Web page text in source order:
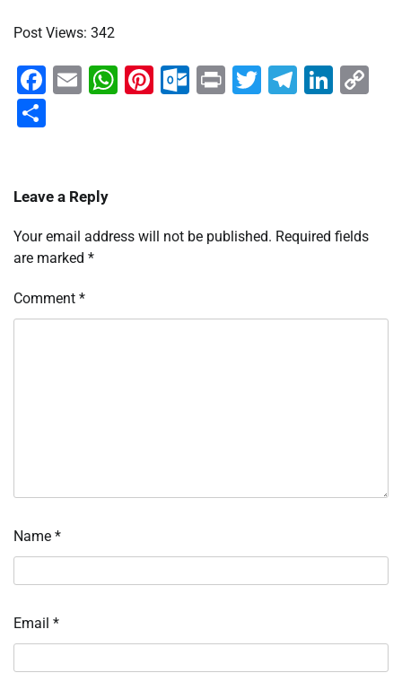
Post Views: 342
Facebook
EmailWhatsApp
Pinterest
Outlook.com
PrintTwitter
Leave a Reply
Your email address will not be published. Required fields
are marked *
Comment *
Name *
Email *